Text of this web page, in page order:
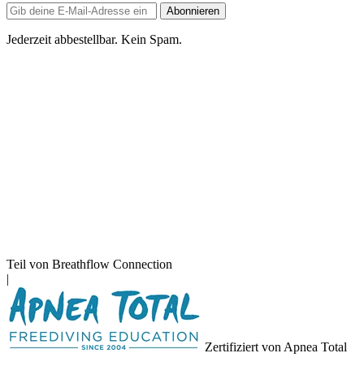
E-
Mail-
Adresse
Abonnieren
Jederzeit abbestellbar. Kein Spam.
Teil von Breathflow Connection
|
Zertifiziert von Apnea Total